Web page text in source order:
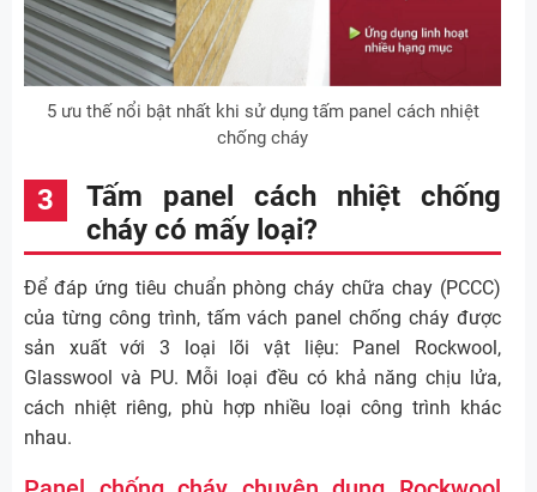
5 ưu thế nổi bật nhất khi sử dụng tấm panel cách nhiệt
chống cháy
Tấm panel cách nhiệt chống
cháy có mấy loại?
Để đáp ứng tiêu chuẩn phòng cháy chữa chay (PCCC)
của từng công trình, tấm vách panel chống cháy được
sản xuất với 3 loại lõi vật liệu: Panel Rockwool,
Glasswool và PU. Mỗi loại đều có khả năng chịu lửa,
cách nhiệt riêng, phù hợp nhiều loại công trình khác
nhau.